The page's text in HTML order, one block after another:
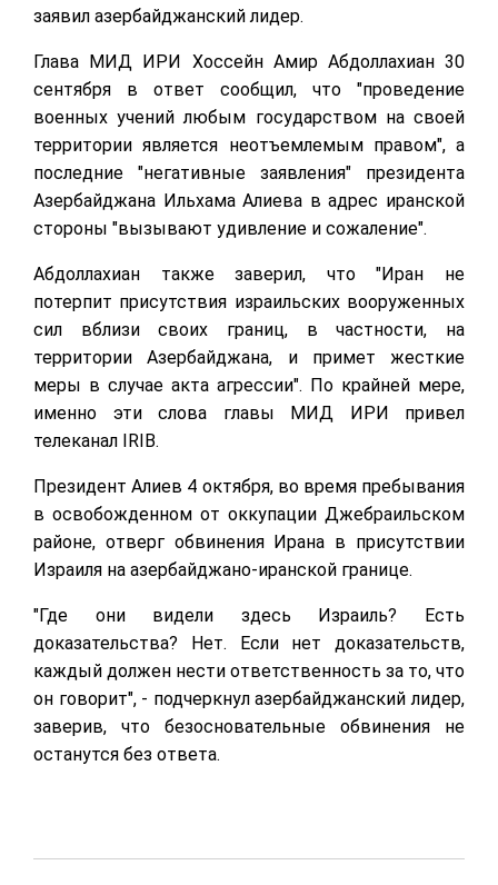
заявил азербайджанский лидер.
Глава МИД ИРИ Хоссейн Амир Абдоллахиан 30
сентября в ответ сообщил, что "проведение
военных учений любым государством на своей
территории является неотъемлемым правом", а
последние "негативные заявления" президента
Азербайджана Ильхама Алиева в адрес иранской
стороны "вызывают удивление и сожаление".
Абдоллахиан также заверил, что "Иран не
потерпит присутствия израильских вооруженных
сил вблизи своих границ, в частности, на
территории Азербайджана, и примет жесткие
меры в случае акта агрессии". По крайней мере,
именно эти слова главы МИД ИРИ привел
телеканал IRIB.
Президент Алиев 4 октября, во время пребывания
в освобожденном от оккупации Джебраильском
районе, отверг обвинения Ирана в присутствии
Израиля на азербайджано-иранской границе.
"Где они видели здесь Израиль? Есть
доказательства? Нет. Если нет доказательств,
каждый должен нести ответственность за то, что
он говорит", - подчеркнул азербайджанский лидер,
заверив, что безосновательные обвинения не
останутся без ответа.